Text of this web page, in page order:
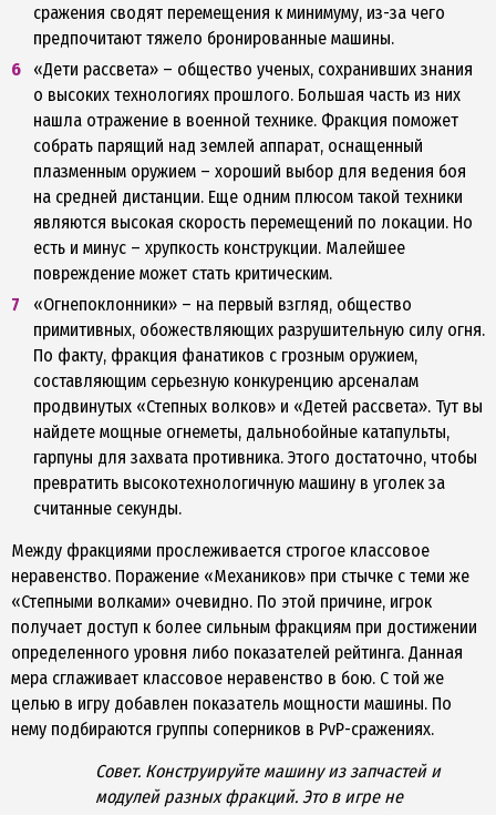
сражения сводят перемещения к минимуму, из-за чего
предпочитают тяжело бронированные машины.
«Дети рассвета» – общество ученых, сохранивших знания
о высоких технологиях прошлого. Большая часть из них
нашла отражение в военной технике. Фракция поможет
собрать парящий над землей аппарат, оснащенный
плазменным оружием – хороший выбор для ведения боя
на средней дистанции. Еще одним плюсом такой техники
являются высокая скорость перемещений по локации. Но
есть и минус – хрупкость конструкции. Малейшее
повреждение может стать критическим.
«Огнепоклонники» – на первый взгляд, общество
примитивных, обожествляющих разрушительную силу огня.
По факту, фракция фанатиков с грозным оружием,
составляющим серьезную конкуренцию арсеналам
продвинутых «Степных волков» и «Детей рассвета». Тут вы
найдете мощные огнеметы, дальнобойные катапульты,
гарпуны для захвата противника. Этого достаточно, чтобы
превратить высокотехнологичную машину в уголек за
считанные секунды.
Между фракциями прослеживается строгое классовое
неравенство. Поражение «Механиков» при стычке с теми же
«Степными волками» очевидно. По этой причине, игрок
получает доступ к более сильным фракциям при достижении
определенного уровня либо показателей рейтинга. Данная
мера сглаживает классовое неравенство в бою. С той же
целью в игру добавлен показатель мощности машины. По
нему подбираются группы соперников в PvP-сражениях.
Совет. Конструируйте машину из запчастей и
модулей разных фракций. Это в игре не